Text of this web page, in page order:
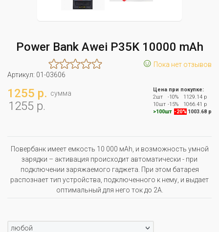
Power Bank Awei P35K 10000 mAh
☺ Пока нет отзывов
Артикул: 01-03606
1255 р. сумма
1255 р.
Цена при покупке:
2шт
-10%
1129.14 р
10шт -15%
1066.41 р
>100шт -20% 1003.68 р
Повербанк имеет емкость 10 000 мАh, и возможность умной
зарядки – активация происходит автоматически - при
подключении заряжаемого гаджета. При этом батарея
распознает тип устройства, подключенного к нему, и выдает
оптимальный для него ток до 2А.
любой